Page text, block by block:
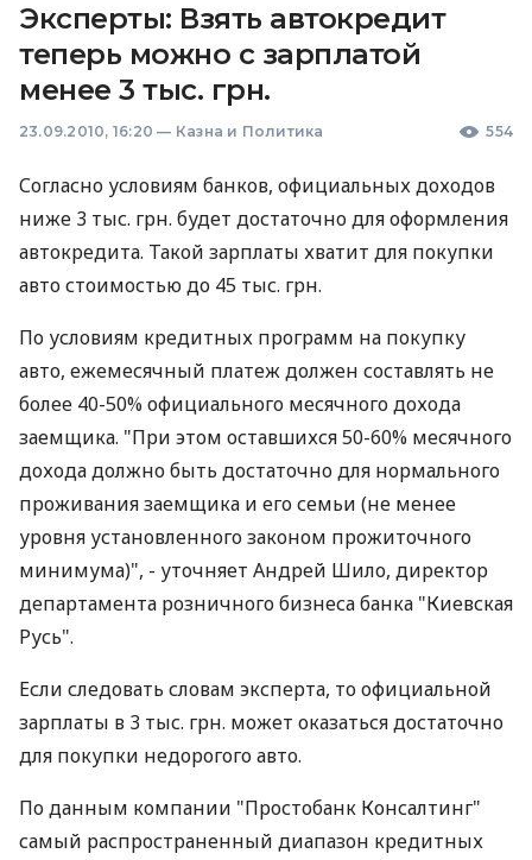
Эксперты: Взять автокредит
теперь можно с зарплатой
менее 3 тыс. грн.
23.09.2010, 16:20 — Казна и Политика 554
Согласно условиям банков, официальных доходов
ниже 3 тыс. грн. будет достаточно для оформления
автокредита. Такой зарплаты хватит для покупки
авто стоимостью до 45 тыс. грн.
По условиям кредитных программ на покупку
авто, ежемесячный платеж должен составлять не
более 40-50% официального месячного дохода
заемщика. "При этом оставшихся 50-60% месячного
дохода должно быть достаточно для нормального
проживания заемщика и его семьи (не менее
уровня установленного законом прожиточного
минимума)", - уточняет Андрей Шило, директор
департамента розничного бизнеса банка "Киевская
Русь".
Если следовать словам эксперта, то официальной
зарплаты в 3 тыс. грн. может оказаться достаточно
для покупки недорогого авто.
По данным компании "Простобанк Консалтинг"
самый распространенный диапазон кредитных